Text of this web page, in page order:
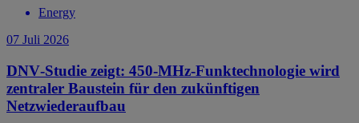
Energy
07 Juli 2026
DNV‑Studie zeigt: 450‑MHz‑Funktechnologie wird
zentraler Baustein für den zukünftigen
Netzwiederaufbau